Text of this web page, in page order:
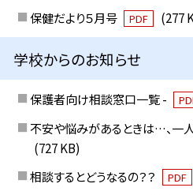
保健だより５月号
PDF (277
学校からのお知らせ
保護者向け相談窓口一覧 -
不安や悩みがあるときは…、一
(727 KB)
相談するとどうなるの？？
PDF